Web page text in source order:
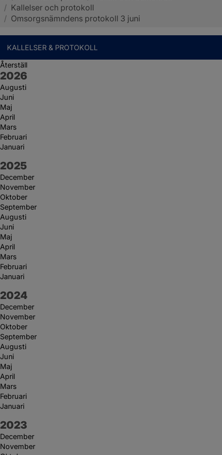
Sotenäs kommun
/ Kallelser och protokoll
/ Omsorgsnämndens protokoll 3 juni
KALLELSER & PROTOKOLL
Återställ
År:
2026
Augusti
Juni
Maj
April
Mars
Februari
Januari
År:
2025
December
November
Oktober
September
Augusti
Juni
Maj
April
Mars
Februari
Januari
År:
2024
December
November
Oktober
September
Augusti
Juni
Maj
April
Mars
Februari
Januari
År:
2023
December
November